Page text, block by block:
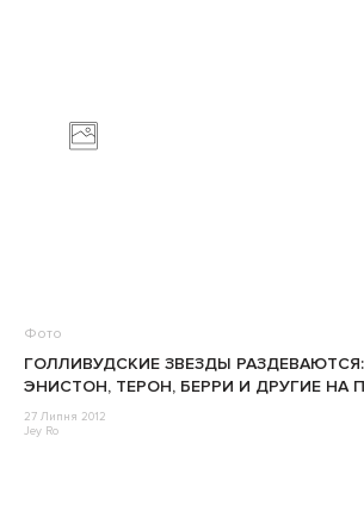
Фото
ГОЛЛИВУДСКИЕ ЗВЕЗДЫ
ЭНИСТОН, ТЕРОН, БЕРРИ И ДРУГИЕ НА
27 Липня 2012
Jey Ro